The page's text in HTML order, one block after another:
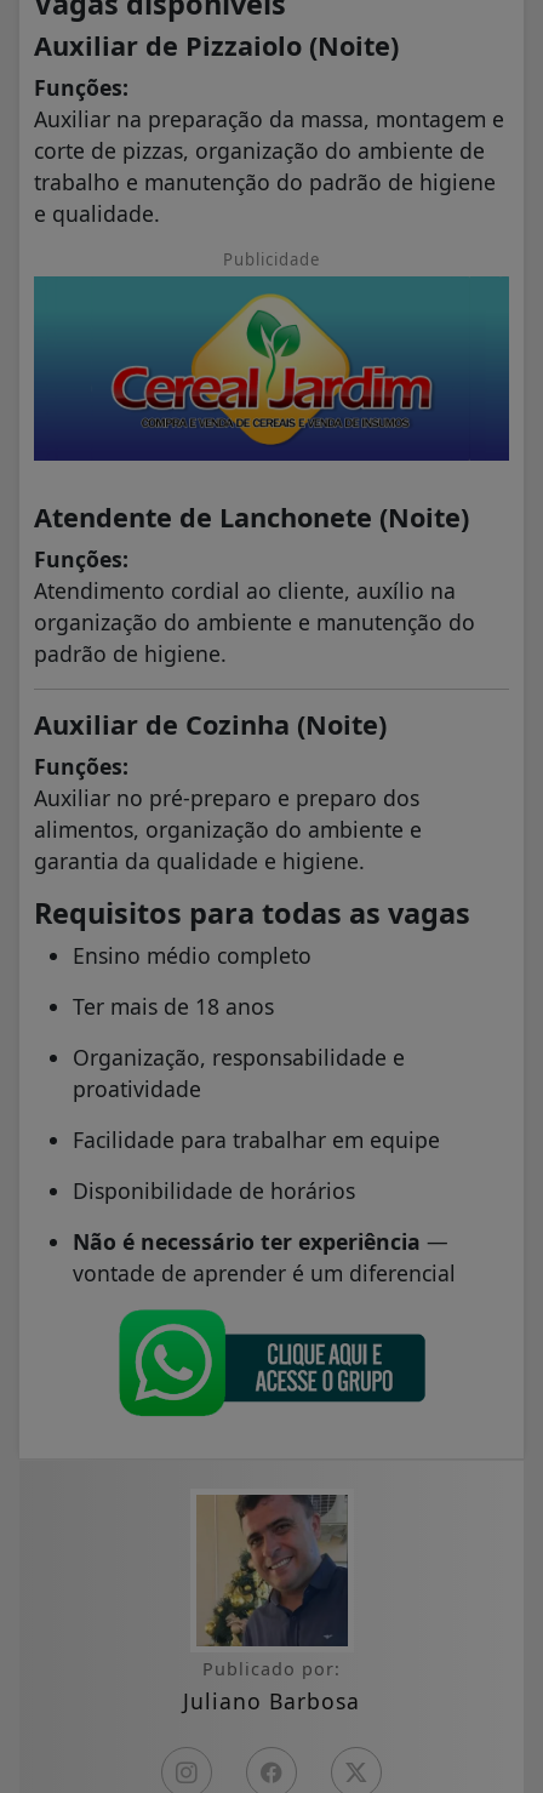
Auxiliar de Pizzaiolo (Noite)
Funções:
Auxiliar na preparação da massa, montagem e
corte de pizzas, organização do ambiente de
trabalho e manutenção do padrão de higiene
e qualidade.
Publicidade
Atendente de Lanchonete (Noite)
Funções:
Atendimento cordial ao cliente, auxílio na
organização do ambiente e manutenção do
padrão de higiene.
Auxiliar de Cozinha (Noite)
Funções:
Auxiliar no pré-preparo e preparo dos
alimentos, organização do ambiente e
garantia da qualidade e higiene.
Requisitos para todas as vagas
Ensino médio completo
Ter mais de 18 anos
Organização, responsabilidade e
proatividade
Facilidade para trabalhar em equipe
Disponibilidade de horários
Não é necessário ter experiência —
vontade de aprender é um diferencial
Publicado por:
Juliano Barbosa